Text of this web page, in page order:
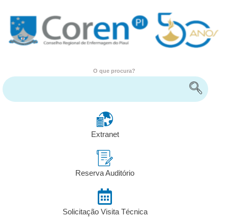
O que procura?
Extranet
Reserva Auditório
Solicitação Visita Técnica